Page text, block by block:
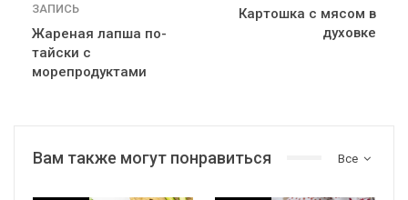
ЗАПИСЬ
Жареная лапша по-
тайски с
морепродуктами
Картошка с мясом в
духовке
Все
Вам также могут понравиться